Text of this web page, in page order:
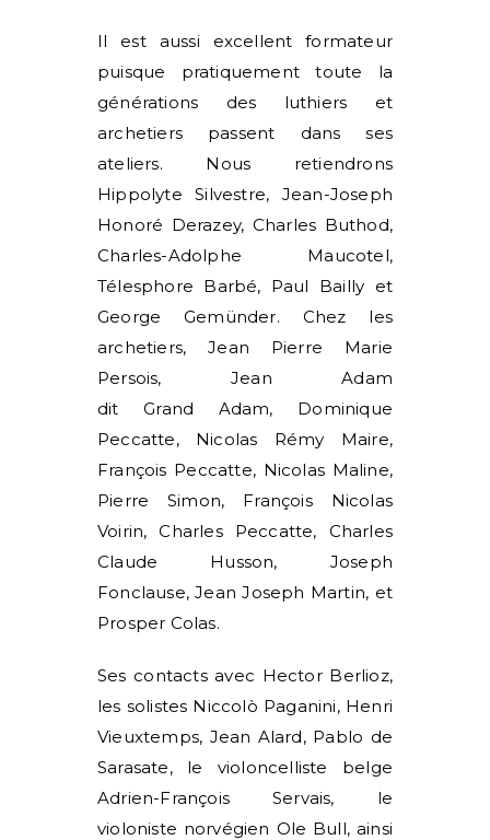
Il est aussi excellent formateur
puisque pratiquement toute la
générations des luthiers et
archetiers passent dans ses
ateliers. Nous retiendrons
Hippolyte Silvestre, Jean-Joseph
Honoré Derazey, Charles Buthod,
Charles-Adolphe Maucotel,
Télesphore Barbé, Paul Bailly et
George Gemünder. Chez les
archetiers, Jean Pierre Marie
Persois, Jean Adam
ditGrand Adam, Dominique
Peccatte, Nicolas Rémy Maire,
François Peccatte, Nicolas Maline,
Pierre Simon, François Nicolas
Voirin, Charles Peccatte, Charles
Claude Husson, Joseph
Fonclause, Jean Joseph Martin, et
Prosper Colas.
Ses contacts avec Hector Berlioz,
les solistes Niccolò Paganini, Henri
Vieuxtemps, Jean Alard, Pablo de
Sarasate, le violoncelliste belge
Adrien-François Servais, le
violoniste norvégien Ole Bull, ainsi